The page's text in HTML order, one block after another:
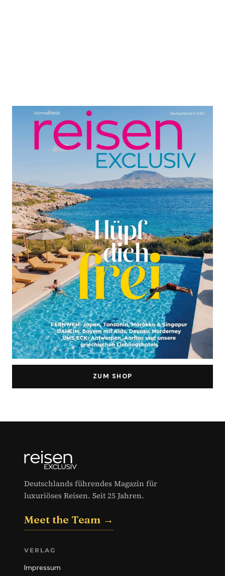
ZUM SHOP
Deutschlands führendes Magazin für
luxuriöses Reisen. Seit 25 Jahren.
Meet the Team →
VERLAG
Impressum